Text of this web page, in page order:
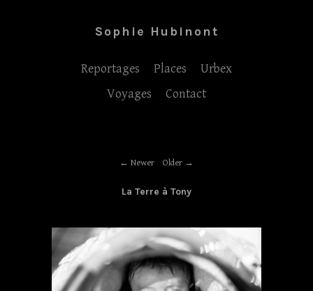
Sophie Hubinont
Reportages Places
Urbex
Voyages
Contact
Newer Older
La Terre à Tony